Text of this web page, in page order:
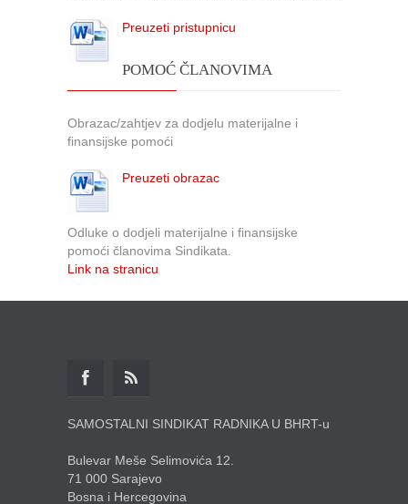
Preuzeti pristupnicu
POMOĆ ČLANOVIMA
Obrazac/zahtjev za dodjelu materijalne i
finansijske pomoći
Preuzeti obrazac
Odluke o dodjeli materijalne i finansijske
pomoći članovima Sindikata.
Link na stranicu
SAMOSTALNI SINDIKAT RADNIKA U BHRT-u
Bulevar Meše Selimovića 12.
71 000 Sarajevo
Bosna i Hercegovina